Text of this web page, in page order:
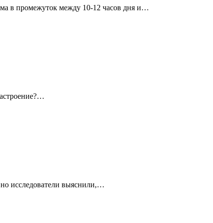
в промежуток между 10-12 часов дня и…
исследователи выяснили,…